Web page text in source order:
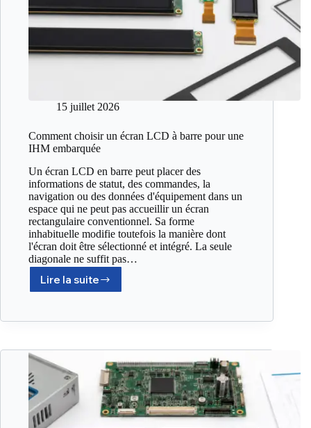
15 juillet 2026
Comment choisir un écran LCD à barre pour une
IHM embarquée
Un écran LCD en barre peut placer des
informations de statut, des commandes, la
navigation ou des données d'équipement dans un
espace qui ne peut pas accueillir un écran
rectangulaire conventionnel. Sa forme
inhabituelle modifie toutefois la manière dont
l'écran doit être sélectionné et intégré. La seule
diagonale ne suffit pas…
Lire la suite